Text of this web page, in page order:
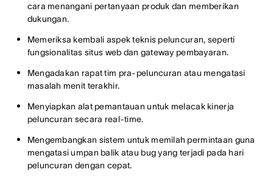
cara menangani pertanyaan produk dan memberikan
dukungan.
Memeriksa kembali aspek teknis peluncuran, seperti
fungsionalitas situs web dan gateway pembayaran.
Mengadakan rapat tim pra-peluncuran atau mengatasi
masalah menit terakhir.
Menyiapkan alat pemantauan untuk melacak kinerja
peluncuran secara real-time.
Mengembangkan sistem untuk memilah permintaan guna
mengatasi umpan balik atau bug yang terjadi pada hari
peluncuran dengan cepat.